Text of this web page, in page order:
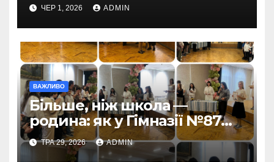
ЧЕР 1, 2026 ADMIN
ВАЖЛИВО
Більше, ніж школа —
родина: як у Гімназії №87
пролунав останній дзвоник
ТРА 29, 2026 ADMIN